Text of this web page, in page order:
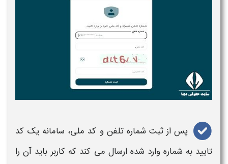
پس از ثبت شماره تلفن و کد ملی، سامانه یک کد
تایید به شماره وارد شده ارسال می‌ کند که کاربر باید آن را